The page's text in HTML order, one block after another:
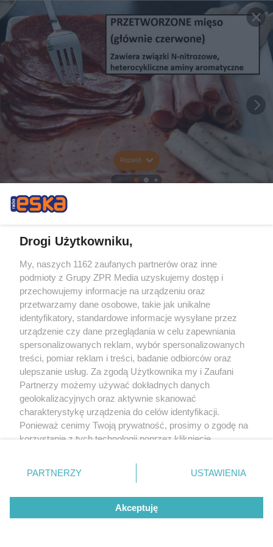
Rozwiń
Drogi Użytkowniku,
My, naszych 1162 zaufanych partnerów oraz inne
podmioty z Grupy ZPR Media uzyskujemy dostęp i
przechowujemy informacje na urządzeniu oraz
przetwarzamy dane osobowe, takie jak unikalne
identyfikatory, standardowe informacje wysyłane przez
urządzenie czy dane przeglądania w celu zapewniania
spersonalizowanych reklam, wybór spersonalizowanych
treści, pomiar reklam i treści, badanie odbiorców oraz
ulepszanie usług. Za zgodą Użytkownika my i Zaufani
Partnerzy możemy używać dokładnych danych
geolokalizacyjnych oraz aktywnie skanować
charakterystykę urządzenia do celów identyfikacji.
Ponieważ cenimy Twoją prywatność, prosimy o zgodę na
korzystanie z tych technologii poprzez kliknięcie
zmienić/wycofać klikając przycisk ustawień prywatności
znajdujący się w lewym dolnym rogu strony
rodzaje przetwarzania danych nie wymagają zgody
użytkownika, ale masz prawo sprzeciwić się takiemu
przetwarzaniu. Preferencje będą miały zastosowanie tylko
PARTNERZY USTAWIENIA
Akceptuję